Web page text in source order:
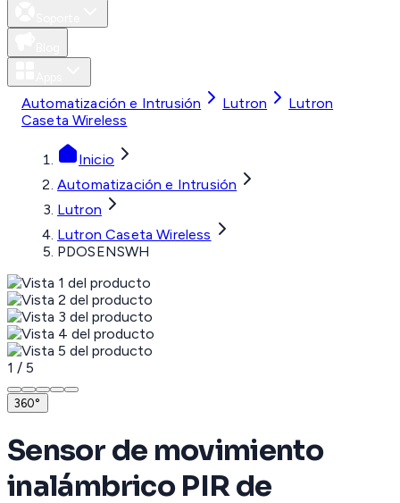
Automatización e Intrusión Lutron
Lutron
Caseta Wireless
Inicio
Automatización e Intrusión
Lutron
Lutron Caseta Wireless
PDOSENSWH
1 / 5
360°
Sensor de movimiento
inalámbrico PIR de